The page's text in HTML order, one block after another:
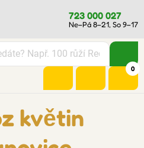
723 000 027
Ne–Pá 8–21, So 9–17
0
květin